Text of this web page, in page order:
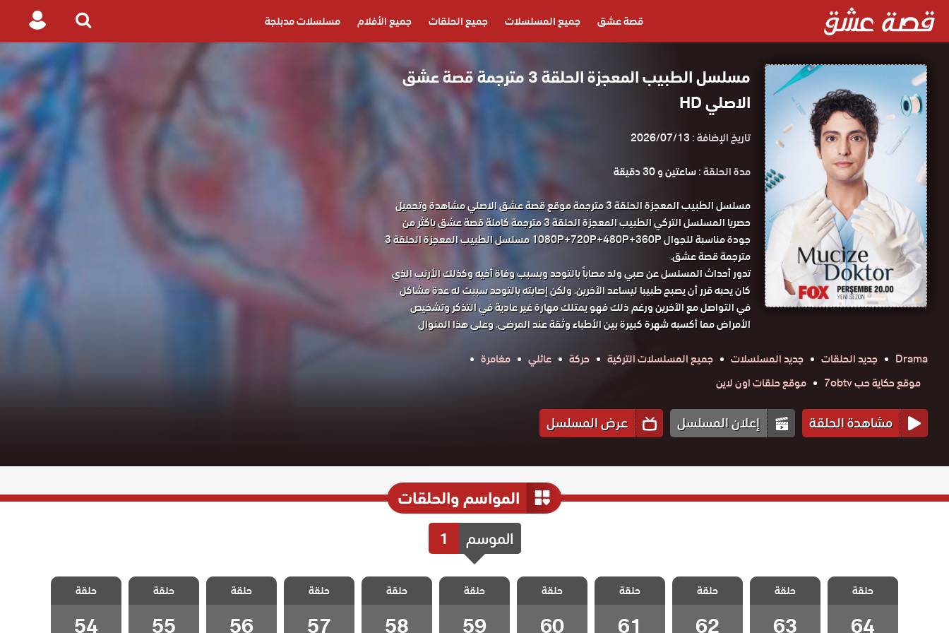
قصة عشق جميع المسلسلات جميع الحلقات جميع الأفلام مسلسلات مدبلجة
Search
for
Login
مسلسل الطبيب المعجزة الحلقة 3 مترجمة قصة عشق
الاصلي HD
تاريخ الإضافة :2026/07/13
مدة الحلقة :ساعتين و 30 دقيقة
مسلسل الطبيب المعجزة الحلقة 3 مترجمة موقع قصة عشق الاصلي مشاهدة وتحميل
حصريا المسلسل التركي الطبيب المعجزة الحلقة 3 مترجمة كاملة قصة عشق باكثر من
جودة مناسبة للجوال 1080P+720P+480P+360P مسلسل الطبيب المعجزة الحلقة 3
مترجمة قصة عشق.
تدور أحداث المسلسل عن صبي ولد مصاباً بالتوحد وبسبب وفاة أخيه وكذلك الأرنب الذي
كان يحبه قرر أن يصبح طبيبا ليساعد الآخرين. ولكن إصابته بالتوحد سببت له عدة مشاكل
في التواصل مع الآخرين ورغم ذلك فهو يمتلك مهارة غير عادية في التذكر وتشخيص
الأمراض مما أكسبه شهرة كبيرة بين الأطباء وثقة عند المرضى. وعلى هذا المنوال
Drama
جديد الحلقات جديد المسلسلات جميع المسلسلات التركية حركة عائلي
مغامرة
موقع حكاية حب 7obtv
موقع حلقات اون لاين
مشاهدة الحلقة إعلان المسلسل عرض المسلسل
المواسم والحلقات
الموسم 1
مسلسل الطبيب
المعجزة الحلقة
64 – Final
حلقة
64
مسلسل الطبيب
المعجزة الحلقة
63
حلقة
63
مسلسل الطبيب
المعجزة الحلقة
62
حلقة
62
مسلسل الطبيب
المعجزة الحلقة
61
حلقة
61
مسلسل الطبيب
المعجزة الحلقة
60
حلقة
60
مسلسل الطبيب
المعجزة الحلقة
59
حلقة
59
مسلسل الطبيب
المعجزة الحلقة
58
حلقة
58
مسلسل الطبيب
المعجزة الحلقة
57
حلقة
57
مسلسل الطبيب
المعجزة الحلقة
56
حلقة
56
مسلسل الطبيب
المعجزة الحلقة
55
حلقة
55
مسلسل الطبيب
المعجزة الحلقة
54
حلقة
54